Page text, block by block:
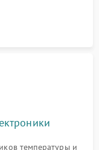
осушителя и
засоров.
температуры и